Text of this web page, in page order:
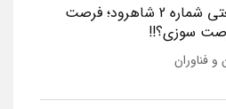
شهرک صنعتی شماره 2 شاهرود؛ فرصت
سوزی؟!!
و فناوران